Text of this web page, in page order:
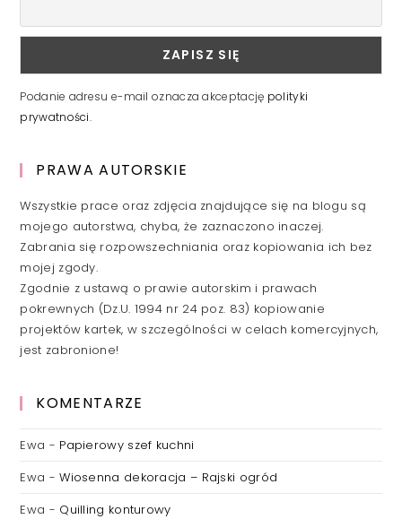
Podanie adresu e-mail oznacza akceptację polityki
prywatności.
PRAWA AUTORSKIE
Wszystkie prace oraz zdjęcia znajdujące się na blogu są
mojego autorstwa, chyba, że zaznaczono inaczej.
Zabrania się rozpowszechniania oraz kopiowania ich bez
mojej zgody.
Zgodnie z ustawą o prawie autorskim i prawach
pokrewnych (Dz.U. 1994 nr 24 poz. 83) kopiowanie
projektów kartek, w szczególności w celach komercyjnych,
jest zabronione!
KOMENTARZE
Ewa - Papierowy szef kuchni
Ewa -Wiosenna dekoracja – Rajski ogród
Ewa - Quilling konturowy